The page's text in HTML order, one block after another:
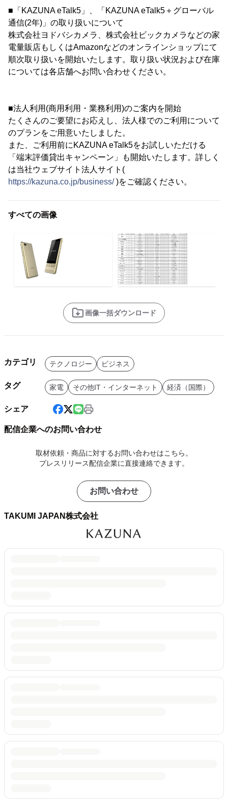
■「KAZUNA eTalk5」、「KAZUNA eTalk5＋グローバル
通信(2年)」の取り扱いについて
株式会社ヨドバシカメラ、株式会社ビックカメラなどの家
電量販店もしくはAmazonなどのオンラインショップにて
順次取り扱いを開始いたします。取り扱い状況および在庫
については各店舗へお問い合わせください。
■法人利用(商用利用・業務利用)のご案内を開始
たくさんのご要望にお応えし、法人様でのご利用について
のプランをご用意いたしました。
また、ご利用前にKAZUNA eTalk5をお試しいただける
「端末評価貸出キャンペーン」も開始いたします。詳しく
は当社ウェブサイト法人サイト(
https://kazuna.co.jp/business/)をご確認ください。
すべての画像
画像一括ダウンロード
カテゴリ テクノロジー ビジネス
タグ 家電 その他IT・インターネット 経済（国際）
シェア
配信企業へのお問い合わせ
取材依頼・商品に対するお問い合わせはこちら。
プレスリリース配信企業に直接連絡できます。
お問い合わせ
TAKUMI JAPAN株式会社